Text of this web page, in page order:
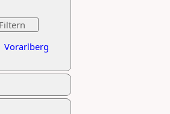
Vorarlberg